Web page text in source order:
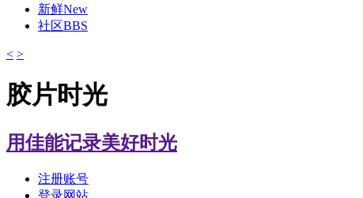
新鲜New
社区BBS
< >
胶片时光
用佳能记录美好时光
注册账号
登录网站